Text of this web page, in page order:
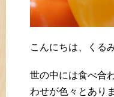
こんにちは、くる
世の中には食べ合
わせが色々とあり